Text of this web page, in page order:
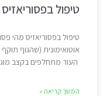
טיפול בפסוריאזיס
טיפול בפסוריאזיס מהי
אוטואימונית (שהגוף
העור מתחלפים בקצב
המשך קריאה »